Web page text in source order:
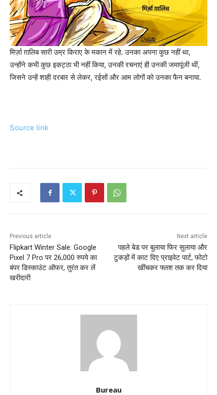
मिर्ज़ा ग़ालिब सारी उम्र किराए के मकान में रहे. उनका अपना कुछ नहीं था,
उन्होंने कभी कुछ इकट्ठा भी नहीं किया, उनकी रचनाएं ही उनकी जमापूंजी थीं,
जिसने उन्हें शाही दरबार से लेकर, रईसों और आम लोगों को उनका फैन बनाया.
Source link
Previous article
Flipkart Winter Sale: Google
Pixel 7 Pro पर 26,000 रुपये का
बंपर डिस्काउंट ऑफर, तुरंत कर लें
खरीदारी
Next article
पहले बेड पर बुलाया फिर सुलाया और
टुकड़ों में काट दिए प्राइवेट पार्ट, फोटो
खींचकर फ्लश तक कर दिया
Bureau